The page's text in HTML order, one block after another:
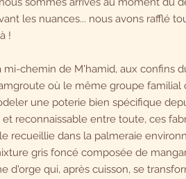
les nuances... nous avons rafflé
!
mi-chemin de M'hamid, aux confins
où le même groupe familial
une poterie bien spécifique
reconnaissable entre toute, ces
recueillie dans la palmeraie
gris foncé composée de
d'orge qui, après cuisson, se